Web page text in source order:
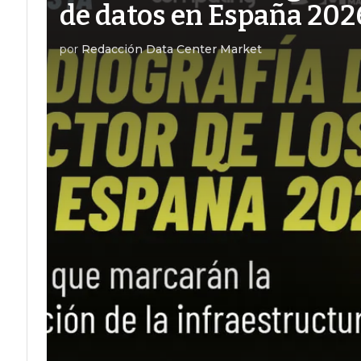
de datos en España
por Redacción Data Center Market